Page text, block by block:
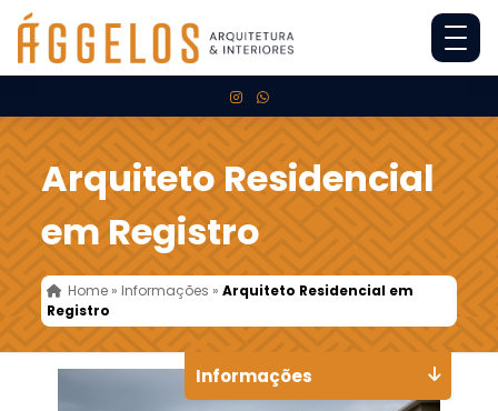
Arquiteto Residencial
em Registro
Home » Informações »Arquiteto Residencial em
Registro
Informações